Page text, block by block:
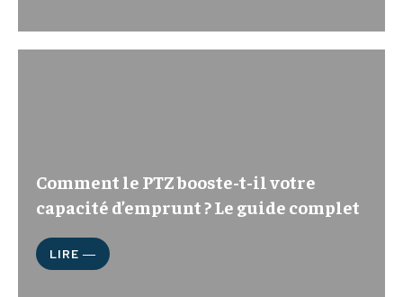
Comment le PTZ booste-t-il votre
capacité d’emprunt ? Le guide complet
LIRE ―